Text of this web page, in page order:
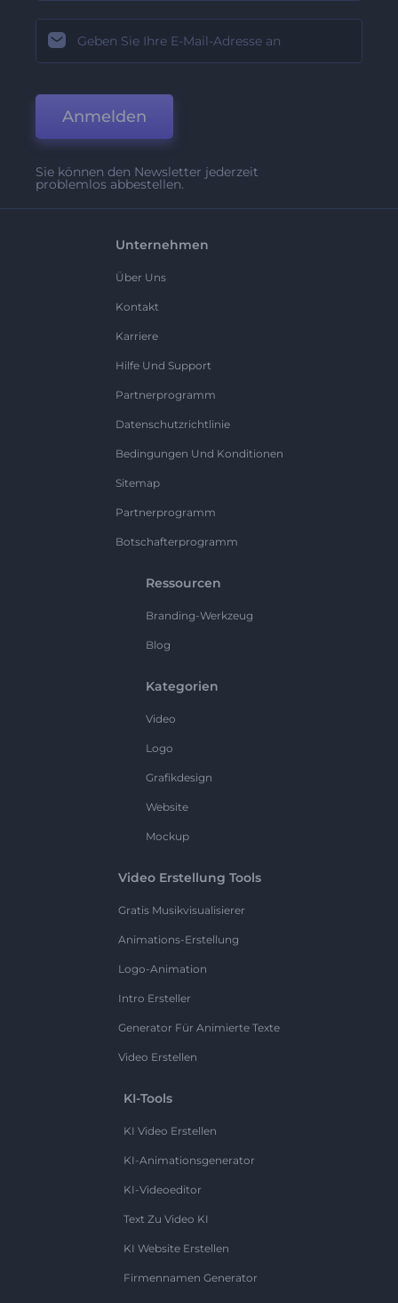
Anmelden
Sie können den Newsletter jederzeit
problemlos abbestellen.
Unternehmen
Über Uns
Kontakt
Karriere
Hilfe Und Support
Partnerprogramm
Datenschutzrichtlinie
Bedingungen Und Konditionen
Sitemap
Partnerprogramm
Botschafterprogramm
Ressourcen
Branding-Werkzeug
Blog
Kategorien
Video
Logo
Grafikdesign
Website
Mockup
Video Erstellung Tools
Gratis Musikvisualisierer
Animations-Erstellung
Logo-Animation
Intro Ersteller
Generator Für Animierte Texte
Video Erstellen
KI-Tools
KI Video Erstellen
KI-Animationsgenerator
KI-Videoeditor
Text Zu Video KI
KI Website Erstellen
Firmennamen Generator